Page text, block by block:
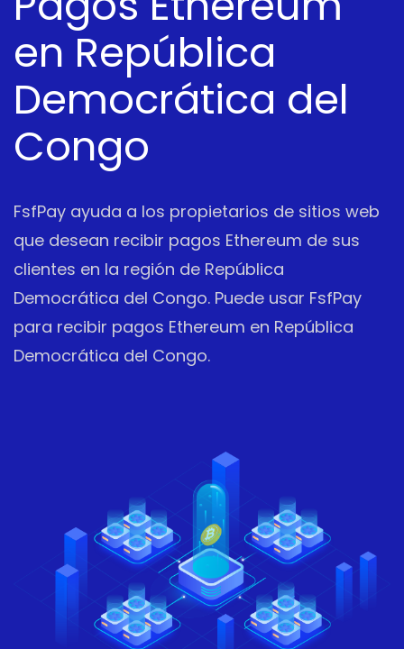
en República
Democrática del
Congo
FsfPay ayuda a los propietarios de sitios web
que desean recibir pagos Ethereum de sus
clientes en la región de República
Democrática del Congo. Puede usar FsfPay
para recibir pagos Ethereum en República
Democrática del Congo.